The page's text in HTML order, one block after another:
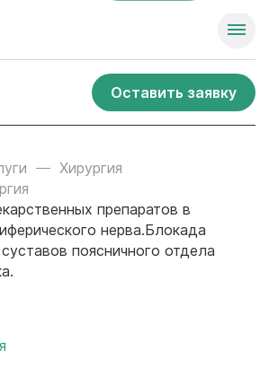
Оставить заявку
Хирургия
препаратов в
нерва.Блокада
поясничного отдела